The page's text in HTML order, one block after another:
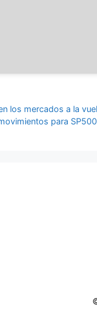
los mercados a la
para